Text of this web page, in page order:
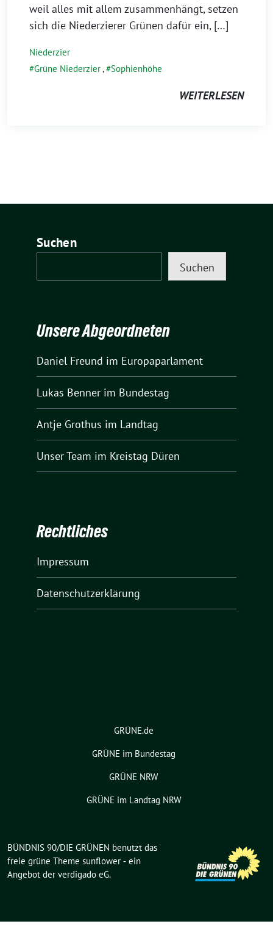
weil alles mit allem zusammenhängt, setzen
sich die Niederzierer Grünen dafür ein, […]
Niederzier
Grüne Niederzier, Sophienhöhe
WEITERLESEN
Suchen
Suchen
Unsere Abgeordneten
Daniel Freund im Europaparlament
Lukas Benner im Bundestag
Antje Grothus im Landtag
Unser Team im Kreistag Düren
Rechtliches
Impressum
Datenschutzerklärung
GRÜNE.de
GRÜNE im Bundestag
GRÜNE NRW
GRÜNE im Landtag NRW
BÜNDNIS 90/DIE GRÜNEN benutzt das
freie grüne Theme sunflower ‐ ein
Angebot der verdigado eG.